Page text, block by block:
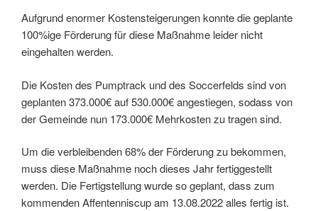
Aufgrund enormer Kostensteigerungen konnte die geplante
100%ige Förderung für diese Maßnahme leider nicht
eingehalten werden.
Die Kosten des Pumptrack und des Soccerfelds sind von
geplanten 373.000€ auf 530.000€ angestiegen, sodass von
der Gemeinde nun 173.000€ Mehrkosten zu tragen sind.
Um die verbleibenden 68% der Förderung zu bekommen,
muss diese Maßnahme noch dieses Jahr fertiggestellt
werden. Die Fertigstellung wurde so geplant, dass zum
kommenden Affentenniscup am 13.08.2022 alles fertig ist.